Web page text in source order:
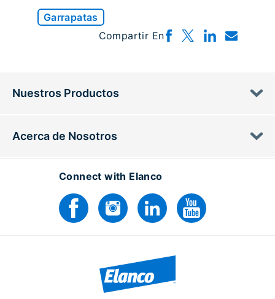
Garrapatas
Compartir En
Nuestros Productos
Acerca de Nosotros
Connect with Elanco